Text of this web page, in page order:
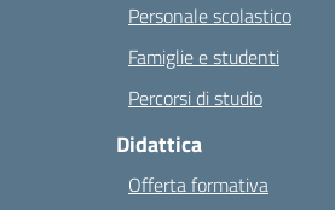
Personale scolastico
Famiglie e studenti
Percorsi di studio
Didattica
Offerta formativa